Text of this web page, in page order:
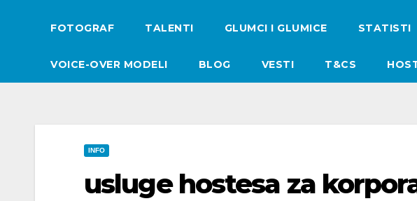
FOTOGRAF TALENTI GLUMCI I GLUMICE STATISTI
VOICE-OVER MODELI BLOG VESTI T&CS
INFO
usluge hostesa za